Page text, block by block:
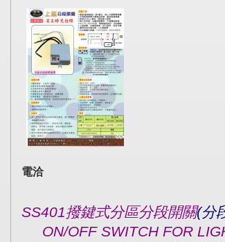
電洽
SS401撥鍵式分區分段開關(分
ON/OFF SWITCH FOR